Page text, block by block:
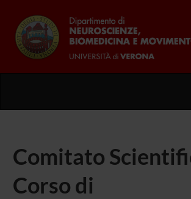
Comitato
Corso di